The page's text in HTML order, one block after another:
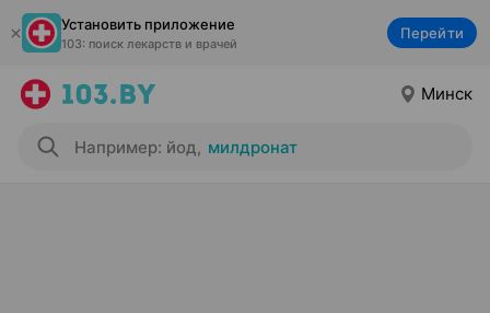
Установить приложение
103: поиск лекарств и врачей
Перейти
Минск
Например: йод, милдронат